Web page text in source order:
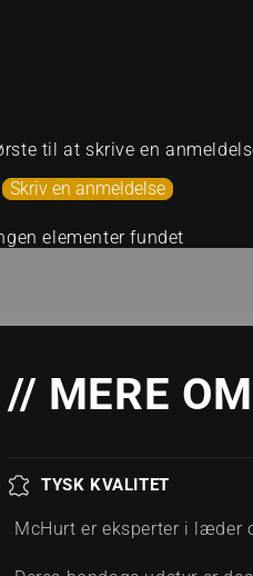
til at skrive en
Skriv en anmeldelse
elementer fundet
// MERE
TYSK KVALITET
McHurt er eksperter i læder